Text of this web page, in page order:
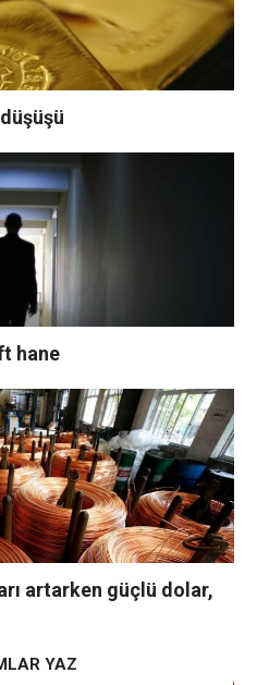
hane
artarken güçlü dolar,
YAZ